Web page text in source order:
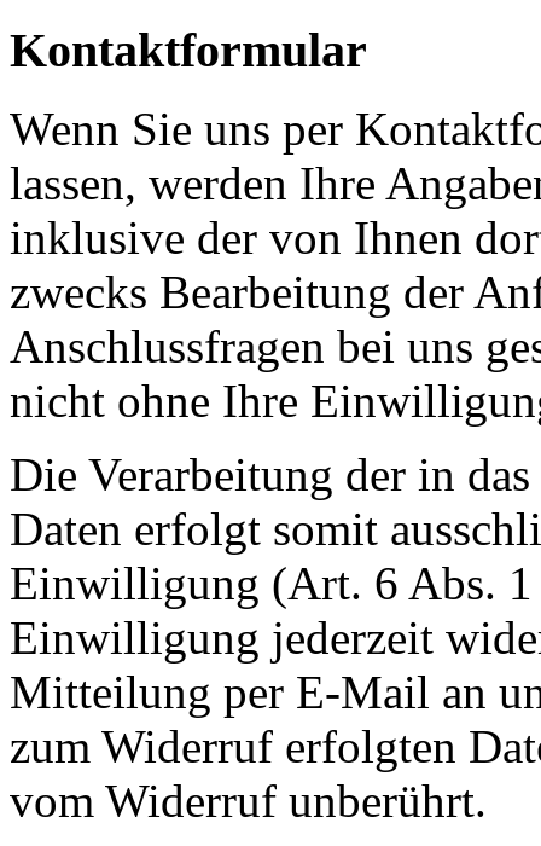
Kontaktformular
Wenn Sie uns per
lassen, werden Ihre
inklusive der von Ihnen
zwecks Bearbeitung der
Anschlussfragen bei uns
nicht ohne Ihre
Die Verarbeitung der in
Daten erfolgt somit
Einwilligung (Art. 6 Abs. 1
Einwilligung jederzeit
Mitteilung per E-Mail an
zum Widerruf erfolgten
vom Widerruf unberührt.